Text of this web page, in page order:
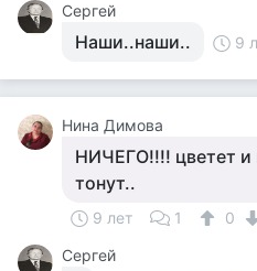
Сергей
Наши..наши.. 9
Нина Димова
НИЧЕГО!!!! цветет и
тонут..
9 лет 1
0
Сергей